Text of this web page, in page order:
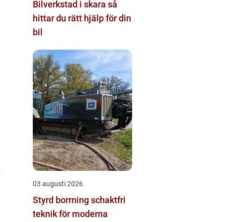
Bilverkstad i skara så
hittar du rätt hjälp för din
bil
03 augusti 2026
Styrd borrning schaktfri
teknik för moderna